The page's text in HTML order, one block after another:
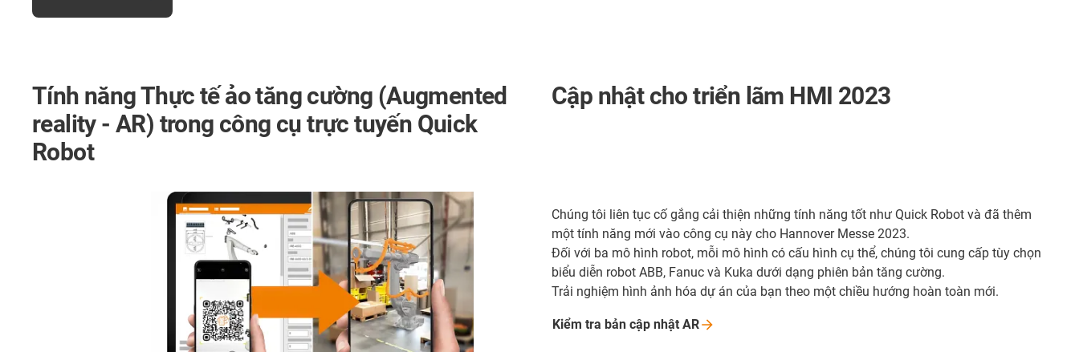
Tính năng Thực tế ảo tăng cường (Augmented
reality - AR) trong công cụ trực tuyến Quick
Robot
Cập nhật cho triển lãm HMI 2023
Chúng tôi liên tục cố gắng cải thiện những tính năng tốt như Quick Robot và đã thêm
một tính năng mới vào công cụ này cho Hannover Messe 2023.
Đối với ba mô hình robot, mỗi mô hình có cấu hình cụ thể, chúng tôi cung cấp tùy chọn
biểu diễn robot ABB, Fanuc và Kuka dưới dạng phiên bản tăng cường.
Trải nghiệm hình ảnh hóa dự án của bạn theo một chiều hướng hoàn toàn mới.
Kiểm tra bản cập nhật AR